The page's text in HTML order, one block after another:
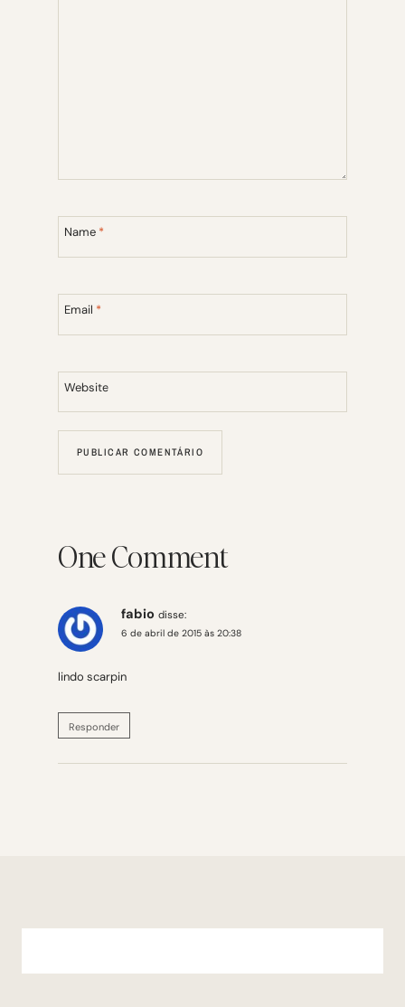
Name *
Email *
Website
One Comment
fabio disse:
6 de abril de 2015 às 20:38
lindo scarpin
Responder